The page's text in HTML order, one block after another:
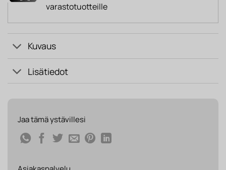
varastotuotteille
Kuvaus
Lisätiedot
Jaa tämä ystävillesi